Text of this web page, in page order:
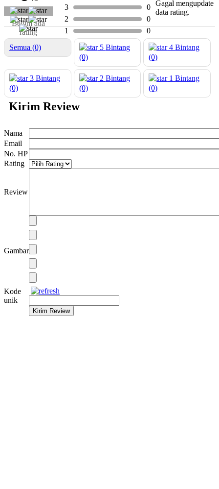
Belum ada
rating
3
0
2
0
1
0
Semua (0)
5 Bintang
(0)
4Bintang
(0)
3 Bintang
(0)
2 Bintang
(0)
1Bintang
(0)
Gagal mengupdate
data rating.
Kirim Review
Nama
Email
No. HP
Rating
Review
Gambar
Kode
unik